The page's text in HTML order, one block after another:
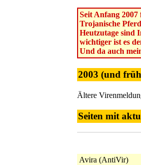
Seit Anfang
Trojanische
Heutzutage sind
wichtiger ist es
Und da auch
2003 (und
Ältere
Seiten mit
Avira (AntiVir)